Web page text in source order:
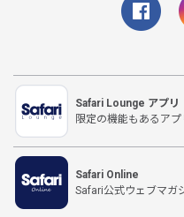
Safari Lounge アプリ
限定の機能もあるア
Safari Online
Safari公式ウェブマガ